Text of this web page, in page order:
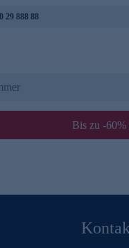
29 888 88
Bis zu -